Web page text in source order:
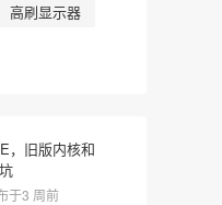
高刷显示器
，旧版内核和
于3 周前